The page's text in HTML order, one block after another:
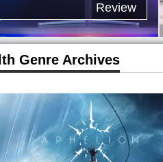
Review
Genre Archives